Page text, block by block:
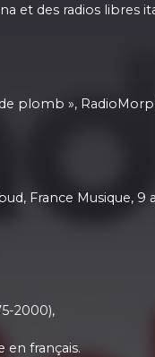
et des radios libres
plomb »,
France Musique, 9
2000),
en français.